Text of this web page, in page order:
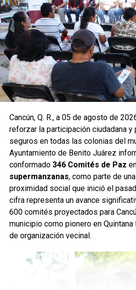
En la Supermanzana 200 se
avenida Hacienda de Chunchucmil,
Supermanzana 201 se construyó
intersección de las avenidas
Hacienda de la Ciénega. Estas
un programa mayor que incluye
supermanzanas 93, 94, 95, 96, 99,
255 y 517.
Como parte de las labores
también se realizaron desazolves
de las supermanzanas 213 y 235,
Servicios Públicos retiró basura
desechos que obstruyen el flujo
Supermanzana 235 se
brigada de descacharrización para
basureros clandestinos y promover
disposición de muebles,
Fuente: 5to Poder Agencia de
Cancún, Q. R., a 05 de agosto de
reforzar la participación ciudadana y
seguros en todas las colonias del
Ayuntamiento de Benito Juárez
conformado 346 Comités de Paz
supermanzanas, como parte de
proximidad social que inició el
cifra representa un avance
600 comités proyectados para
municipio como pionero en
de organización vecinal.